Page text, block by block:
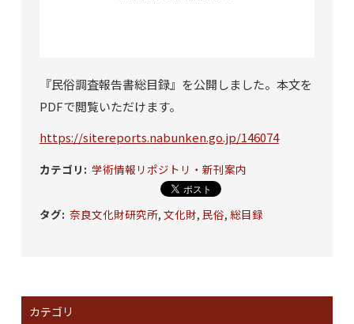
『民俗調査報告書総目録』を公開しました。本文を
PDFで閲覧いただけます。
https://sitereports.nabunken.go.jp/146074
カテゴリ : 学術情報リポジトリ・新刊案内
タグ: 奈良文化財研究所, 文化財, 民俗, 総目録
カテゴリ